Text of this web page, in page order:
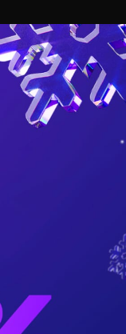
BUZZ DE SPORT